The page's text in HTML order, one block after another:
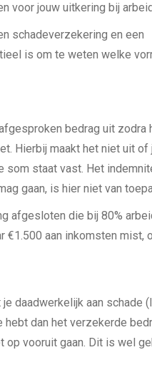
voor jouw uitkering bij
schadeverzekering en een
is om te weten welke
bedrag uit zodra
Hierbij maakt het niet uit of
staat vast. Het
gaan, is hier niet van
afgesloten die bij 80%
aan inkomsten mist,
daadwerkelijk aan schade
dan het verzekerde
vooruit gaan. Dit is wel